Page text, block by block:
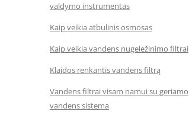
valdymo instrumentas
Kaip veikia atbulinis osmosas
Kaip veikia vandens nugeležinimo filtrai
Klaidos renkantis vandens filtrą
Vandens filtrai visam namui su geriamo
vandens sistema